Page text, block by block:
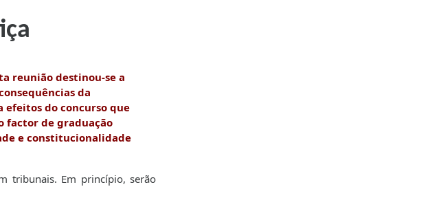
reunião destinou-se a
da
efeitos do concurso que
factor de graduação
e constitucionalidade
tribunais. Em princípio, serão